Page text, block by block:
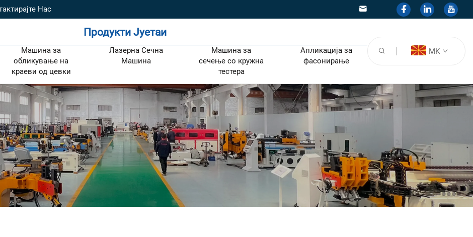
Нас
Продукти Јуетаи
Машина за
обликување на
краеви од цевки
Лазерна Сечна
Машина
Машина за
сечење со кружна
тестера
Апликација за
фасонирање
MK